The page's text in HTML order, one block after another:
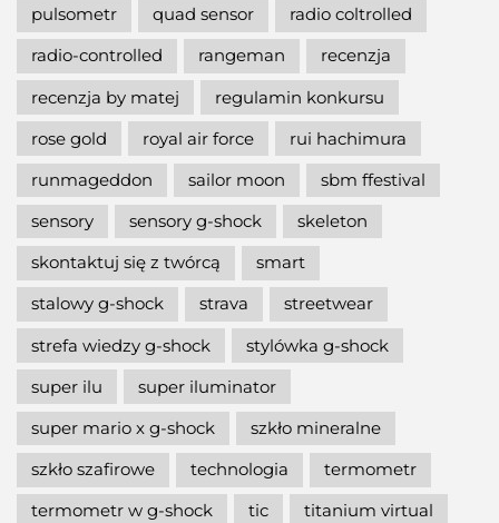
pulsometr
quad sensor
radio coltrolled
radio-controlled
rangeman
recenzja
recenzja by matej
regulamin konkursu
rose gold
royal air force
rui hachimura
runmageddon
sailor moon
sbm ffestival
sensory
sensory g-shock
skeleton
skontaktuj się z twórcą
smart
stalowy g-shock
strava
streetwear
strefa wiedzy g-shock
stylówka g-shock
super ilu
super iluminator
super mario x g-shock
szkło mineralne
szkło szafirowe
technologia
termometr
termometr w g-shock
tic
titanium virtual